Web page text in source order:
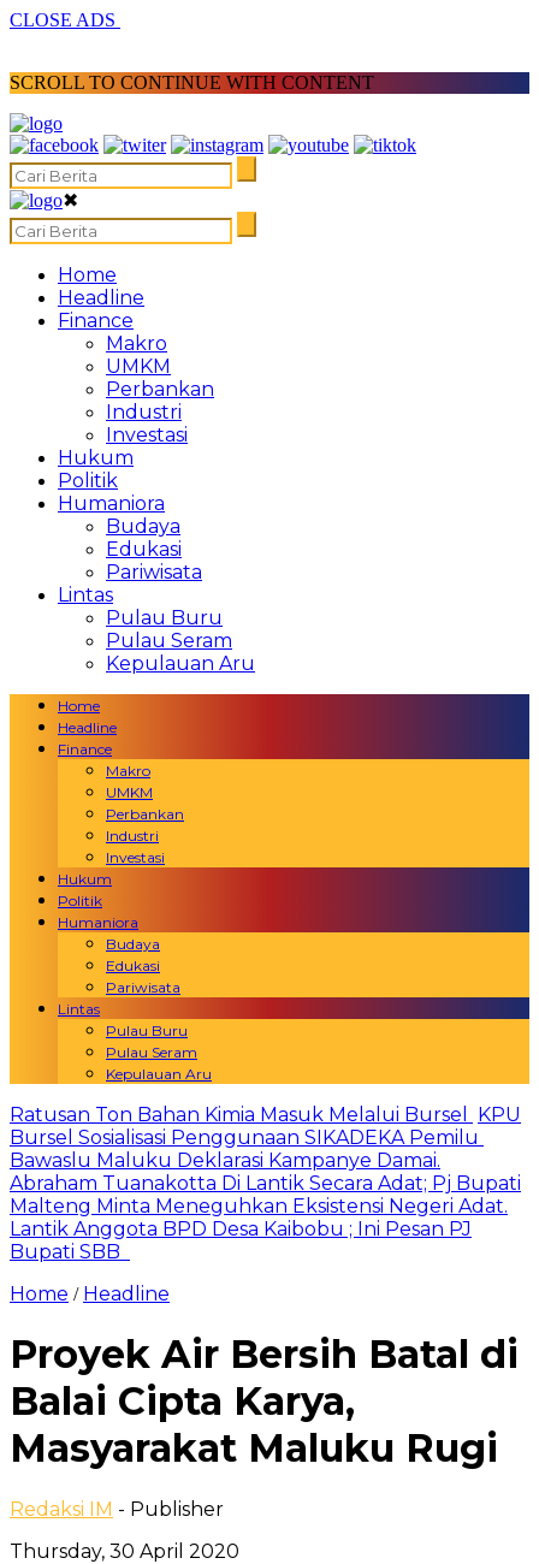
CLOSE ADS
SCROLL TO CONTINUE WITH CONTENT
✖
Home
Headline
Finance
Makro
UMKM
Perbankan
Industri
Investasi
Hukum
Politik
Humaniora
Budaya
Edukasi
Pariwisata
Lintas
Pulau Buru
Pulau Seram
Kepulauan Aru
Home
Headline
Finance
Makro
UMKM
Perbankan
Industri
Investasi
Hukum
Politik
Humaniora
Budaya
Edukasi
Pariwisata
Lintas
Pulau Buru
Pulau Seram
Kepulauan Aru
Ratusan Ton Bahan Kimia Masuk Melalui Bursel
KPU
Bursel Sosialisasi Penggunaan SIKADEKA Pemilu
Bawaslu Maluku Deklarasi Kampanye Damai.
Abraham Tuanakotta Di Lantik Secara Adat; Pj Bupati
Malteng Minta Meneguhkan Eksistensi Negeri Adat.
Lantik Anggota BPD Desa Kaibobu ; Ini Pesan PJ
Bupati SBB
Home / Headline
Proyek Air Bersih Batal di
Balai Cipta Karya,
Masyarakat Maluku Rugi
Redaksi IM - Publisher
Thursday, 30 April 2020